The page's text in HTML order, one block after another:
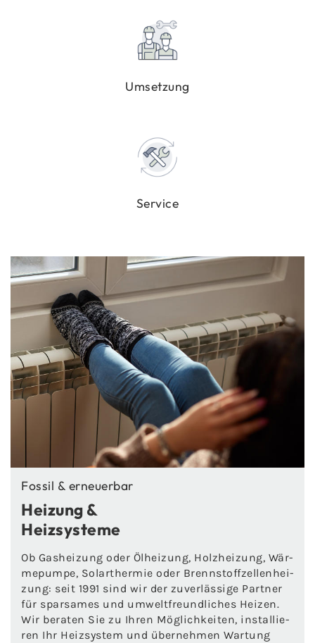
Um­set­zung
Ser­vice
Fos­sil & er­neu­er­bar
Hei­zung &
Heiz­sys­te­me
Ob Gas­hei­zung oder Öl­hei­zung, Holz­hei­zung, Wär­
me­pum­pe, So­lar­ther­mie oder Brenn­stoff­zel­len­hei­
zung: seit 1991 sind wir der zu­ver­läs­si­ge Part­ner
für spar­sa­mes und um­welt­freund­li­ches Hei­zen.
Wir be­ra­ten Sie zu Ihren Mög­lich­kei­ten, in­stal­lie­
ren Ihr Heiz­sys­tem und über­neh­men War­tung